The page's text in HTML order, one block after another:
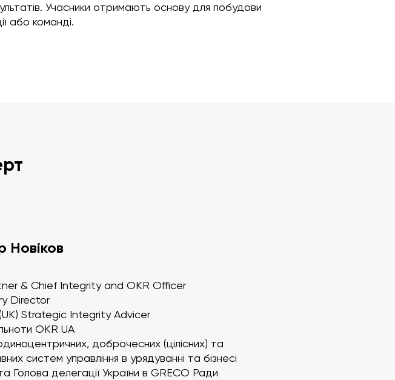
Учасники отримають основу для побудови
або команді.
Новіков
& Chief Integrity and OKR Officer
Director
Strategic Integrity Advicer
OKR UA
доброчесних (цілісних) та
систем управління в урядуванні та бізнесі
Голова делегації України в GRECO Ради